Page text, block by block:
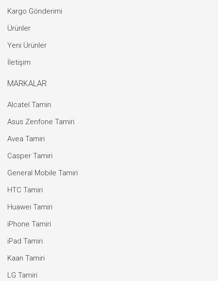
Kargo Gönderimi
Ürünler
Yeni Ürünler
İletişim
MARKALAR
Alcatel Tamiri
Asus Zenfone Tamiri
Avea Tamiri
Casper Tamiri
General Mobile Tamiri
HTC Tamiri
Huawei Tamiri
iPhone Tamiri
iPad Tamiri
Kaan Tamiri
LG Tamiri